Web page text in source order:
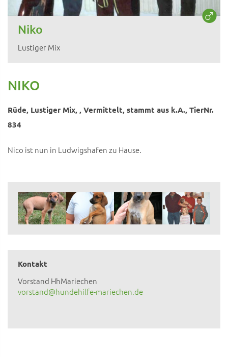
Niko
Lustiger Mix
NIKO
Rüde, Lustiger Mix, , Vermittelt, stammt aus k.A., TierNr.
834
Nico ist nun in Ludwigshafen zu Hause.
Kontakt
Vorstand HhMariechen
vorstand@hundehilfe-mariechen.de